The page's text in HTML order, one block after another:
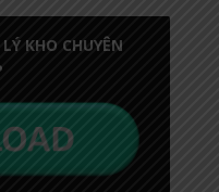
KHO CHUYÊN